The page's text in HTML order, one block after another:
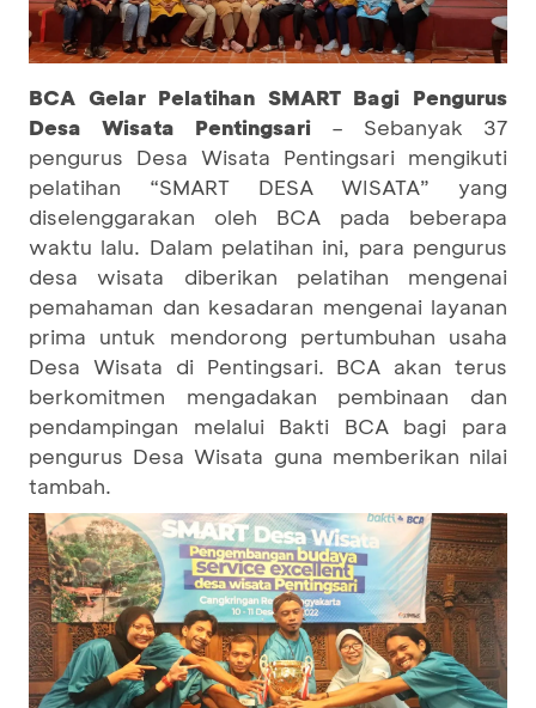
BCA Gelar Pelatihan SMART Bagi Pengurus
Desa Wisata Pentingsari – Sebanyak 37
pengurus Desa Wisata Pentingsari mengikuti
pelatihan “SMART DESA WISATA” yang
diselenggarakan oleh BCA pada beberapa
waktu lalu. Dalam pelatihan ini, para pengurus
desa wisata diberikan pelatihan mengenai
pemahaman dan kesadaran mengenai layanan
prima untuk mendorong pertumbuhan usaha
Desa Wisata di Pentingsari. BCA akan terus
berkomitmen mengadakan pembinaan dan
pendampingan melalui Bakti BCA bagi para
pengurus Desa Wisata guna memberikan nilai
tambah.